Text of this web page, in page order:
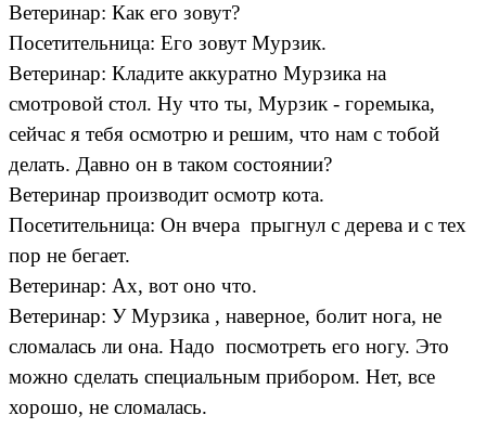
Ветеринар: Как его зовут?
Посетительница: Его зовут Мурзик.
Ветеринар: Кладите аккуратно Мурзика на
смотровой стол. Ну что ты, Мурзик - горемыка,
сейчас я тебя осмотрю и решим, что нам с тобой
делать. Давно он в таком состоянии?
Ветеринар производит осмотр кота.
Посетительница: Он вчера прыгнул с дерева и с тех
пор не бегает.
Ветеринар: Ах, вот оно что.
Ветеринар: У Мурзика , наверное, болит нога, не
сломалась ли она. Надо посмотреть его ногу. Это
можно сделать специальным прибором. Нет, все
хорошо, не сломалась.